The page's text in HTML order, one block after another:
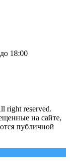
18:00
right reserved.
на сайте,
публичной